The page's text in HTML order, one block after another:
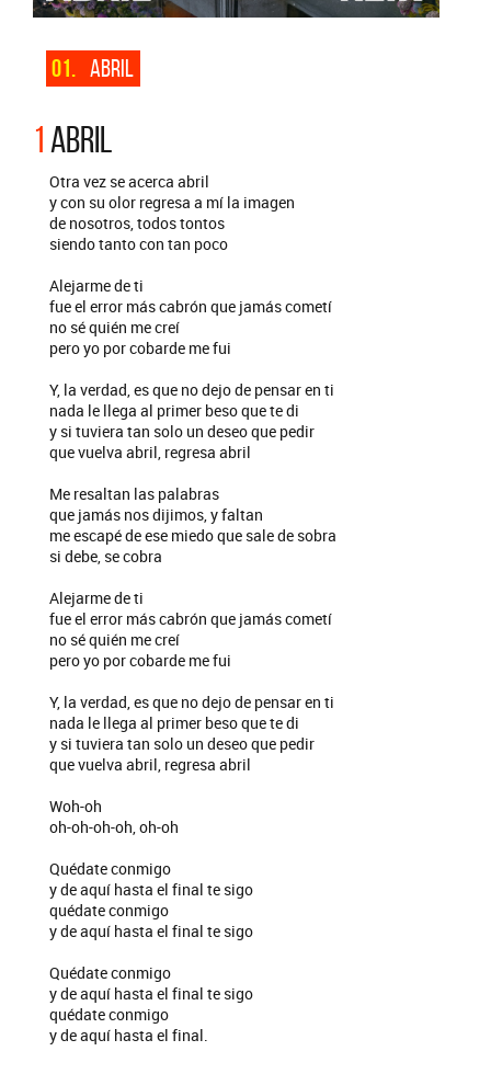
01. ABRIL
1 ABRIL
Otra vez se acerca abril
y con su olor regresa a mí la imagen
de nosotros, todos tontos
siendo tanto con tan poco
Alejarme de ti
fue el error más cabrón que jamás cometí
no sé quién me creí
pero yo por cobarde me fui
Y, la verdad, es que no dejo de pensar en ti
nada le llega al primer beso que te di
y si tuviera tan solo un deseo que pedir
que vuelva abril, regresa abril
Me resaltan las palabras
que jamás nos dijimos, y faltan
me escapé de ese miedo que sale de sobra
si debe, se cobra
Alejarme de ti
fue el error más cabrón que jamás cometí
no sé quién me creí
pero yo por cobarde me fui
Y, la verdad, es que no dejo de pensar en ti
nada le llega al primer beso que te di
y si tuviera tan solo un deseo que pedir
que vuelva abril, regresa abril
Woh-oh
oh-oh-oh-oh, oh-oh
Quédate conmigo
y de aquí hasta el final te sigo
quédate conmigo
y de aquí hasta el final te sigo
Quédate conmigo
y de aquí hasta el final te sigo
quédate conmigo
y de aquí hasta el final.